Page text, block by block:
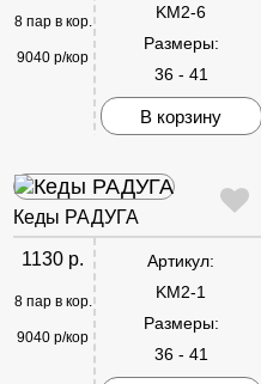
8 пар в кор.
9040 р/кор
KM2-6
Размеры:
36 - 41
В корзину
Кеды РАДУГА
1130 р.
8 пар в кор.
9040 р/кор
Артикул:
KM2-1
Размеры:
36 - 41